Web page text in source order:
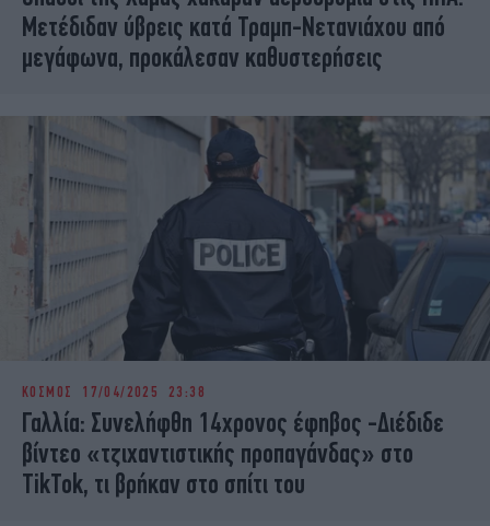
Μετέδιδαν ύβρεις κατά Τραμπ-Νετανιάχου από
μεγάφωνα, προκάλεσαν καθυστερήσεις
ΚΟΣΜΟΣ 17/04/2025 23:38
Γαλλία: Συνελήφθη 14χρονος έφηβος -Διέδιδε
βίντεο «τζιxαντιστικής προπαγάνδας» στο
TikTok, τι βρήκαν στο σπίτι του